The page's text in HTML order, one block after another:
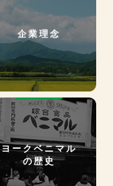
企業理念
ヨークベニマル
の歴史